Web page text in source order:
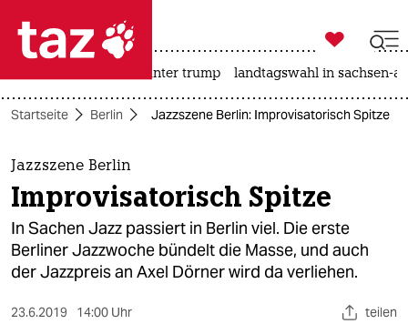
 taz zahl ich
taz zahl ich
themen
politik
öko
gesellschaft

taz zahl ich
usa unter trump landtagswahl in sachsen-
Startseite Berlin Jazzszene Berlin: Improvisatorisch Spitze
Jazzszene Berlin
Improvisatorisch Spitze
In Sachen Jazz passiert in Berlin viel. Die erste
Berliner Jazzwoche bündelt die Masse, und auch
der Jazzpreis an Axel Dörner wird da verliehen.
23.6.2019 14:00 Uhr teilen